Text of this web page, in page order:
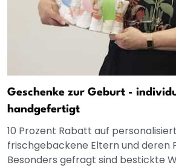
Geschenke zur Geburt -
handgefertigt
10 Prozent Rabatt auf
frischgebackene Eltern und deren
Besonders gefragt sind bestickte